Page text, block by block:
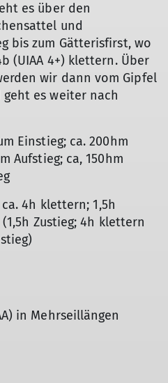
es über den
und
bis zum Gätterisfirst, wo
(UIAA 4+) klettern. Über
wir dann vom Gipfel
es weiter nach
Einstieg; ca. 200hm
Aufstieg; ca, 150hm
ca. 4h klettern; 1,5h
(1,5h Zustieg; 4h klettern
in Mehrseillängen